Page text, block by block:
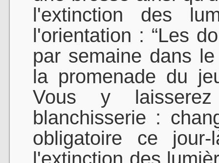
l'extinction des
l'orientation : “Les
par semaine dans
la promenade du
Vous y
blanchisserie :
obligatoire ce